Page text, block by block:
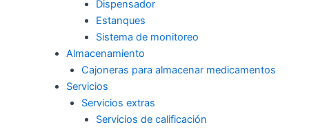
Dispensador
Estanques
Sistema de monitoreo
Almacenamiento
Cajoneras para almacenar medicamentos
Servicios
Servicios extras
Servicios de calificación